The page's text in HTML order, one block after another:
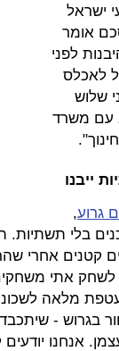
ישראל
אומר
לפני
לאכלס
שלוש
עם משרד
ייבנו
גרוע,
בלי
אחרי
אתי
מלאה
בגרוש -
אנחנו